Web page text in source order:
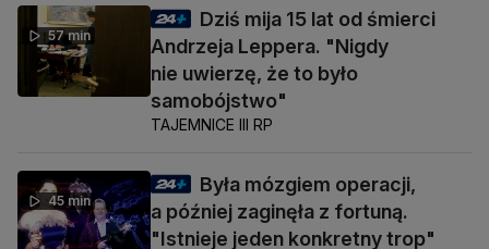
57 min
Dziś mija 15 lat od śmierci
Andrzeja Leppera. "Nigdy
nie uwierzę, że to było
samobójstwo"
TAJEMNICE III RP
45 min
Była mózgiem operacji,
a później zaginęła z fortuną.
"Istnieje jeden konkretny trop"